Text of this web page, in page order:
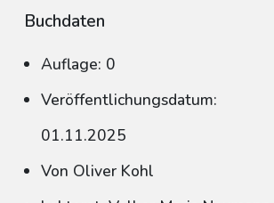
Buchdaten
Auflage: 0
Veröffentlichungsdatum:
01.11.2025
Von Oliver Kohl